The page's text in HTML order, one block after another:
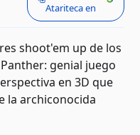
Atariteca en
shoot'em up de los
genial juego
en 3D que
la archiconocida